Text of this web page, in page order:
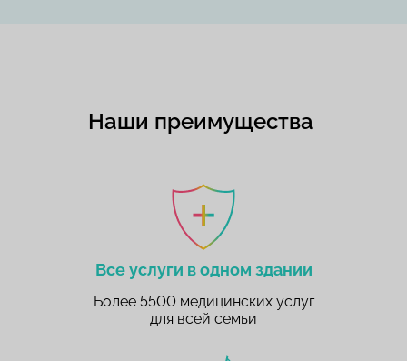
Наши преимущества
Все услуги в одном здании
Более 5500 медицинских услуг
для всей семьи